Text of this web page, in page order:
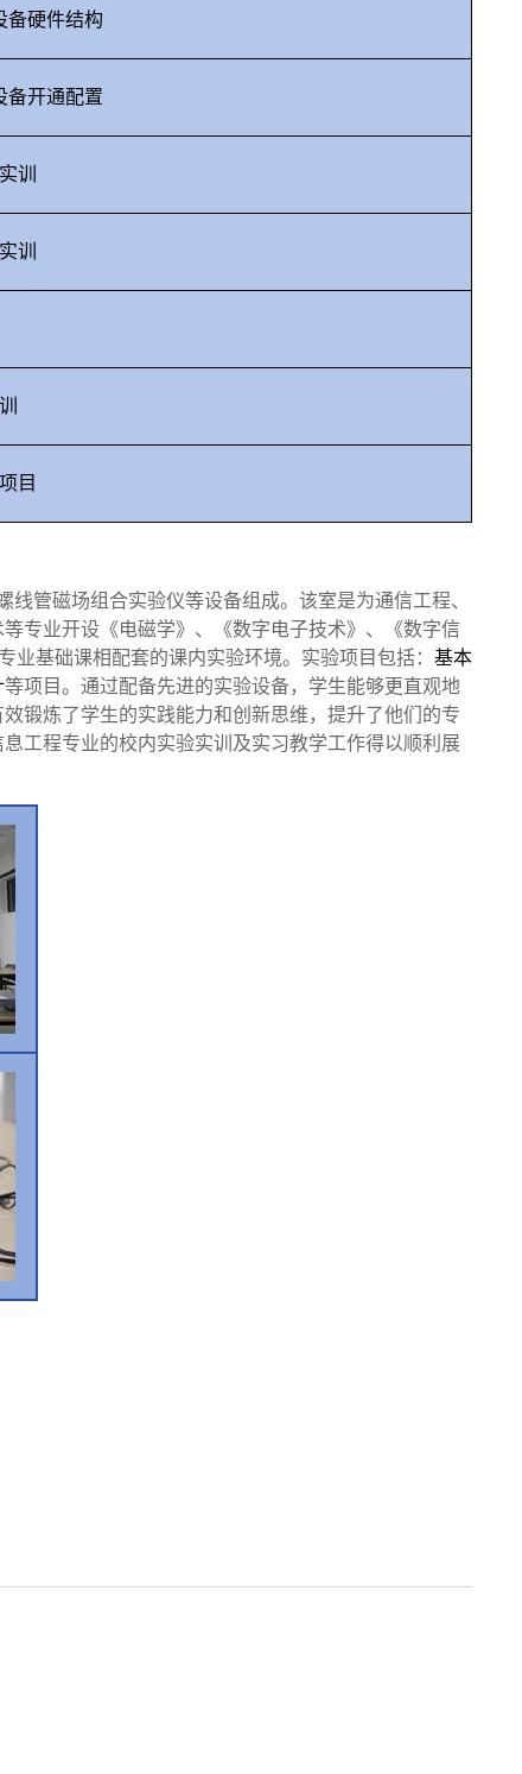
备硬件结构
备开通配置
训
训
目
线管磁场组合实验仪等设备组成。该室是为通信工程、
专业开设《电磁学》、《数字电子技术》、《数字信
基础课相配套的课内实验环境。实验项目包括： 基本
等项目。通过配备先进的实验设备，学生能够更直观地
锻炼了学生的实践能力和创新思维，提升了他们的专
工程专业的校内实验实训及实习教学工作得以顺利展